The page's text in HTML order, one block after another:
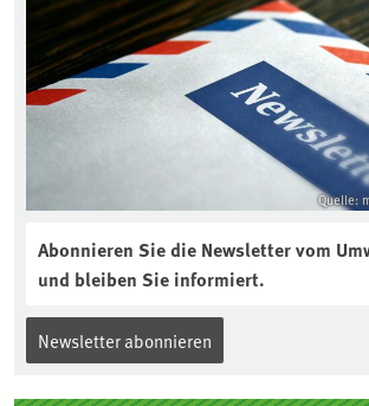
Quelle:
Abonnieren Sie die Newsletter vom
und bleiben Sie informiert.
Newsletter abonnieren